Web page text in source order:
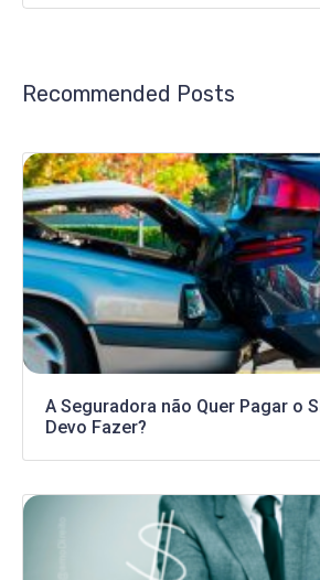
Recommended Posts
A Seguradora não Quer Pagar o
Devo Fazer?